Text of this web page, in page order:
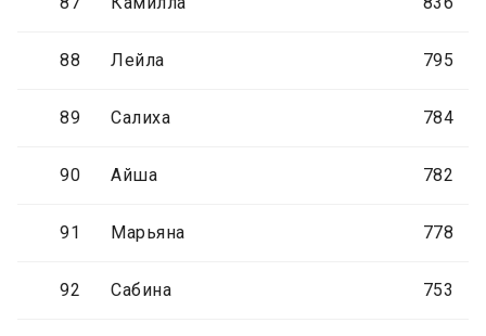
88 Лейла 795
89 Салиха 784
90 Айша 782
91 Марьяна 778
92 Сабина 753